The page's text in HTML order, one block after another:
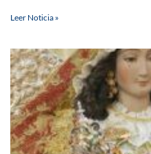
Leer Noticia »